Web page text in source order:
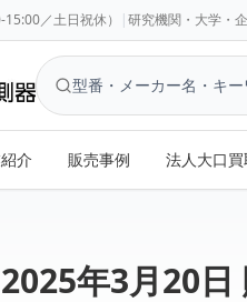
／土日祝休） |研究機関・大学・
介 販売事例 法人大口買
2025年3月20日